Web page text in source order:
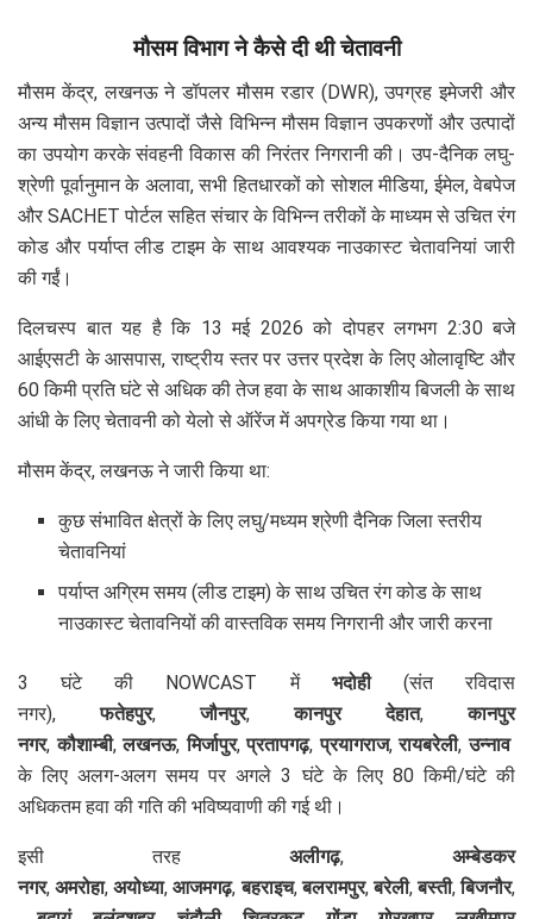
मौसम विभाग ने कैसे दी थी चेतावनी
मौसम केंद्र, लखनऊ ने डॉपलर मौसम रडार (DWR), उपग्रह इमेजरी और
अन्य मौसम विज्ञान उत्पादों जैसे विभिन्न मौसम विज्ञान उपकरणों और उत्पादों
का उपयोग करके संवहनी विकास की निरंतर निगरानी की। उप-दैनिक लघु-
श्रेणी पूर्वानुमान के अलावा, सभी हितधारकों को सोशल मीडिया, ईमेल, वेबपेज
और SACHET पोर्टल सहित संचार के विभिन्न तरीकों के माध्यम से उचित रंग
कोड और पर्याप्त लीड टाइम के साथ आवश्यक नाउकास्ट चेतावनियां जारी
की गईं।
दिलचस्प बात यह है कि 13 मई 2026 को दोपहर लगभग 2:30 बजे
आईएसटी के आसपास, राष्ट्रीय स्तर पर उत्तर प्रदेश के लिए ओलावृष्टि और
60 किमी प्रति घंटे से अधिक की तेज हवा के साथ आकाशीय बिजली के साथ
आंधी के लिए चेतावनी को येलो से ऑरेंज में अपग्रेड किया गया था।
मौसम केंद्र, लखनऊ ने जारी किया था:
कुछ संभावित क्षेत्रों के लिए लघु/मध्यम श्रेणी दैनिक जिला स्तरीय
चेतावनियां
पर्याप्त अग्रिम समय (लीड टाइम) के साथ उचित रंग कोड के साथ
नाउकास्ट चेतावनियों की वास्तविक समय निगरानी और जारी करना
3 घंटे की NOWCAST में भदोही(संत रविदास
नगर),फतेहपुर,जौनपुर,कानपुर देहात,कानपुर
नगर,कौशाम्बी,लखनऊ,मिर्जापुर,प्रतापगढ़,प्रयागराज,रायबरेली,उन्नाव
के लिए अलग-अलग समय पर अगले 3 घंटे के लिए 80 किमी/घंटे की
अधिकतम हवा की गति की भविष्यवाणी की गई थी।
इसी तरह अलीगढ़, अम्बेडकर
नगर,अमरोहा,अयोध्या,आजमगढ़,बहराइच,बलरामपुर,बरेली,बस्ती,बिजनौर,